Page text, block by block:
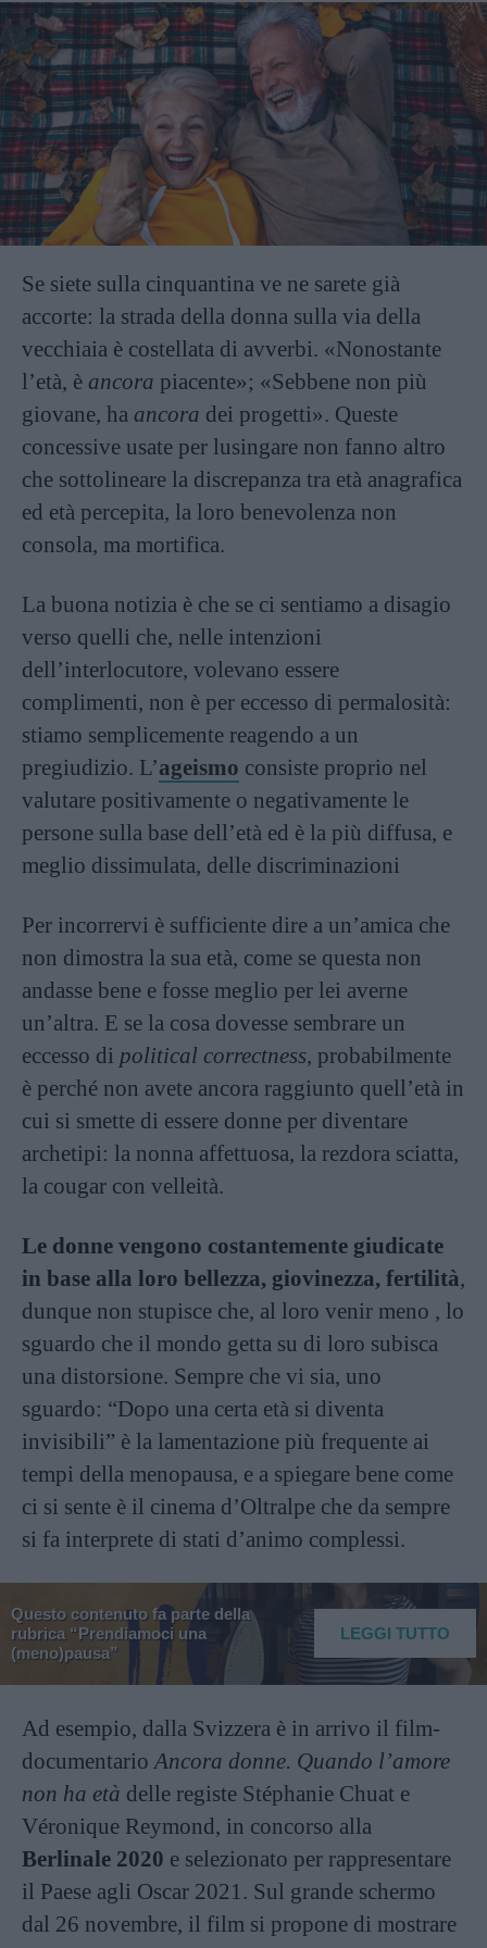
Se siete sulla cinquantina ve ne sarete già
accorte: la strada della donna sulla via della
vecchiaia è costellata di avverbi. «Nonostante
l’età, è ancora piacente»; «Sebbene non più
giovane, ha ancora dei progetti». Queste
concessive usate per lusingare non fanno altro
che sottolineare la discrepanza tra età anagrafica
ed età percepita, la loro benevolenza non
consola, ma mortifica.
La buona notizia è che se ci sentiamo a disagio
verso quelli che, nelle intenzioni
dell’interlocutore, volevano essere
complimenti, non è per eccesso di permalosità:
stiamo semplicemente reagendo a un
pregiudizio. L’ageismo consiste proprio nel
valutare positivamente o negativamente le
persone sulla base dell’età ed è la più diffusa, e
meglio dissimulata, delle discriminazioni
Per incorrervi è sufficiente dire a un’amica che
non dimostra la sua età, come se questa non
andasse bene e fosse meglio per lei averne
un’altra. E se la cosa dovesse sembrare un
eccesso di political correctness, probabilmente
è perché non avete ancora raggiunto quell’età in
cui si smette di essere donne per diventare
archetipi: la nonna affettuosa, la rezdora sciatta,
la cougar con velleità.
Le donne vengono costantemente giudicate
in base alla loro bellezza, giovinezza, fertilità,
dunque non stupisce che, al loro venir meno , lo
sguardo che il mondo getta su di loro subisca
una distorsione. Sempre che vi sia, uno
sguardo: “Dopo una certa età si diventa
invisibili” è la lamentazione più frequente ai
tempi della menopausa, e a spiegare bene come
ci si sente è il cinema d’Oltralpe che da sempre
si fa interprete di stati d’animo complessi.
Questo contenuto fa parte della
rubrica “Prendiamoci una
(meno)pausa”
LEGGI TUTTO
Ad esempio, dalla Svizzera è in arrivo il film-
documentario Ancora donne. Quando l’amore
non ha età delle registe Stéphanie Chuat e
Véronique Reymond, in concorso alla
Berlinale 2020 e selezionato per rappresentare
il Paese agli Oscar 2021. Sul grande schermo
dal 26 novembre, il film si propone di mostrare